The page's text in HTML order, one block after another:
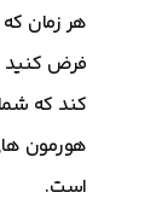
هر زمان
فرض کنید
کند که
هورمون
است.